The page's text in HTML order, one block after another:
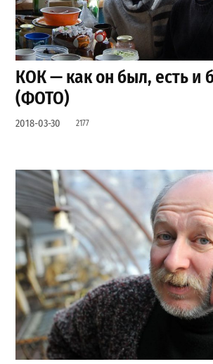
КОК — как он был, есть и
(ФОТО)
2018-03-30 2177